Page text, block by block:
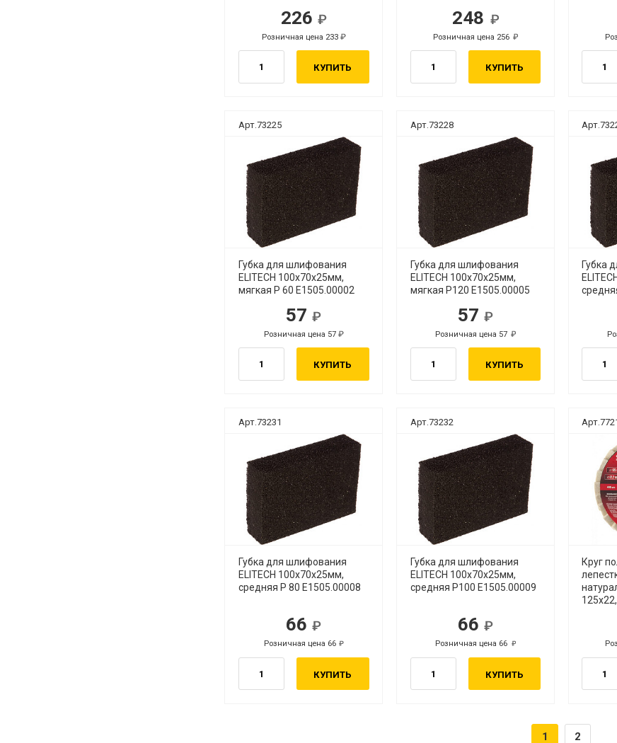
226
Розничная цена 233
КУПИТЬ
248
Розничная цена 256
КУПИТЬ
руб.
руб.
руб.
руб.
Арт.73225
Губка для шлифования
ELITECH 100х70х25мм,
мягкая Р 60 E1505.00002
57
Розничная цена 57
КУПИТЬ
Арт.73228
Губка для шлифования
ELITECH 100х70х25мм,
мягкая Р120 E1505.00005
57
Розничная цена 57
КУПИТЬ
Губка
руб.
руб.
руб.
руб.
Арт.73231
Губка для шлифования
ELITECH 100х70х25мм,
средняя Р 80 E1505.00008
66
Розничная цена 66
КУПИТЬ
Арт.73232
Губка для шлифования
ELITECH 100х70х25мм,
средняя Р100 E1505.00009
66
Розничная цена 66
КУПИТЬ
Круг
руб.
руб.
руб.
руб.
1 2